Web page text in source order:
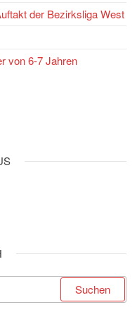
der Bezirksliga West
von 6-7 Jahren